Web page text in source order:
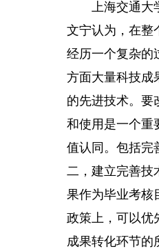
上海交通大学
文宁认为，在整
经历一个复杂的
方面大量科技成
的先进技术。要
和使用是一个重
值认同。包括完
二，建立完善技
果作为毕业考核
政策上，可以优
成果转化环节的